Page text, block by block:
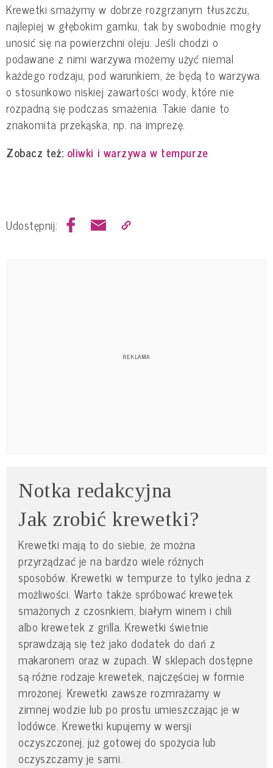
Krewetki smażymy w dobrze rozgrzanym tłuszczu,
najlepiej w głębokim garnku, tak by swobodnie mogły
unosić się na powierzchni oleju. Jeśli chodzi o
podawane z nimi warzywa możemy użyć niemal
każdego rodzaju, pod warunkiem, że będą to warzywa
o stosunkowo niskiej zawartości wody, które nie
rozpadną się podczas smażenia. Takie danie to
znakomita przekąska, np. na imprezę.
Zobacz też: oliwki i warzywa w tempurze
Udostępnij:
Notka redakcyjna
Jak zrobić krewetki?
Krewetki mają to do siebie, że można
przyrządzać je na bardzo wiele różnych
sposobów. Krewetki w tempurze to tylko jedna z
możliwości. Warto także spróbować krewetek
smażonych z czosnkiem, białym winem i chili
albo krewetek z grilla. Krewetki świetnie
sprawdzają się też jako dodatek do dań z
makaronem oraz w zupach. W sklepach dostępne
są różne rodzaje krewetek, najczęściej w formie
mrożonej. Krewetki zawsze rozmrażamy w
zimnej wodzie lub po prostu umieszczając je w
lodówce. Krewetki kupujemy w wersji
oczyszczonej, już gotowej do spożycia lub
oczyszczamy je sami.